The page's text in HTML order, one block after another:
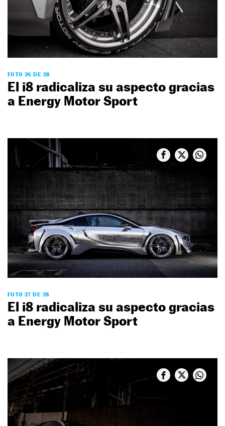
FOTO 26 DE 28
El i8 radicaliza su aspecto gracias
a Energy Motor Sport
FOTO 27 DE 28
El i8 radicaliza su aspecto gracias
a Energy Motor Sport